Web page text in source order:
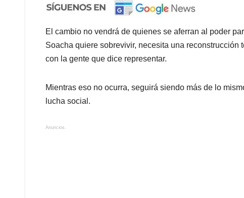
El cambio no vendrá de quienes se aferran al poder
Soacha quiere sobrevivir, necesita una reconstrucción
con la gente que dice representar.
Mientras eso no ocurra, seguirá siendo más de lo
lucha social.
Anuncios.